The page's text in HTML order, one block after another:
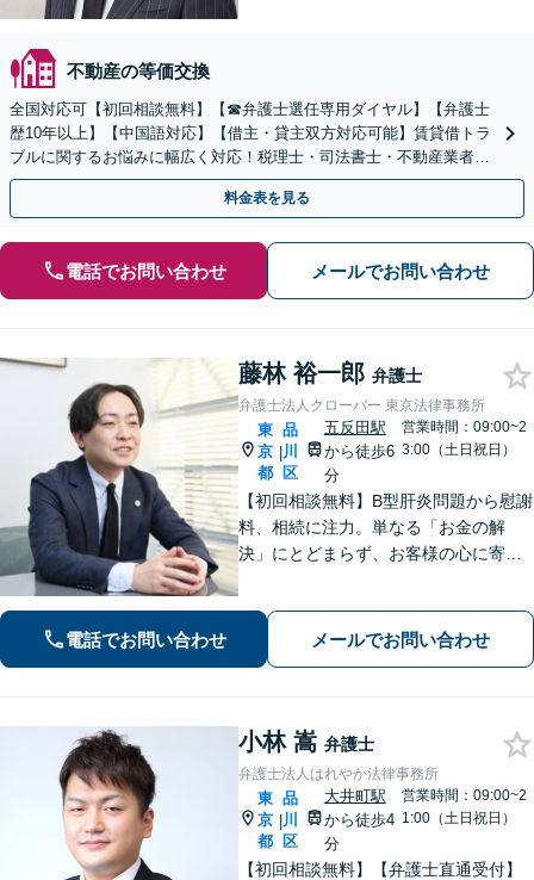
不動産の等価交換
全国対応可【初回相談無料】【☎︎弁護士選任専用ダイヤル】【弁護士
歴10年以上】【中国語対応】【借主・貸主双方対応可能】賃貸借トラ
ブルに関するお悩みに幅広く対応！税理士・司法書士・不動産業者と
の連携でスムーズに解決します【新御茶ノ水駅1分】
料金表を見る
電話でお問い合わせ メールでお問い合わせ
藤林 裕一郎 弁護士
弁護士法人クローバー 東京法律事務所
東
京
都
|
品
川
区
五反田駅
から徒歩6
分
営業時間：09:00~2
3:00（土日祝日）
【初回相談無料】B型肝炎問題から慰謝
料、相続に注力。単なる「お金の解
決」にとどまらず、お客様の心に寄り
力いたしますので、まずはご相談くだ
さい。【五反田駅徒歩6分】
電話でお問い合わせ メールでお問い合わせ
小林 嵩 弁護士
弁護士法人はれやか法律事務所
東
京
都
|
品
川
区
大井町駅
から徒歩4
分
営業時間：09:00~2
1:00（土日祝日）
【初回相談無料】【弁護士直通受付】